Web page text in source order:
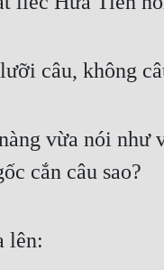
câu, không
vừa nói như
cắn câu sao?
lên: